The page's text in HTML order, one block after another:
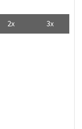
2x 3x